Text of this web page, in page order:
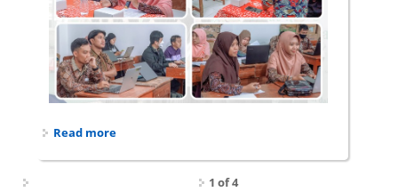
Read moreabout Dosen Prodi Pendidikan Fisika dampingi
1 of 4